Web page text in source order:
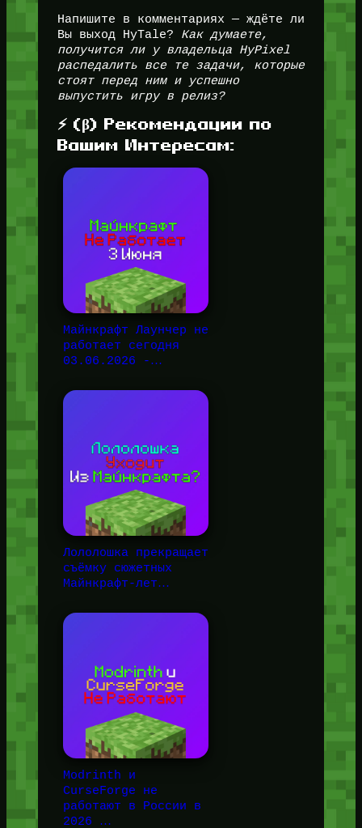
Напишите в комментариях — ждёте ли
Вы выход HyTale? Как думаете,
получится ли у владельца HyPixel
распедалить все те задачи, которые
стоят перед ним и успешно
выпустить игру в релиз?
⚡ (β) Рекомендации по
Вашим Интересам:
Майнкрафт Лаунчер не
работает сегодня
03.06.2026 -…
Лололошка прекращает
съёмку сюжетных
Майнкрафт-лет…
Modrinth и
CurseForge не
работают в России в
2026 …